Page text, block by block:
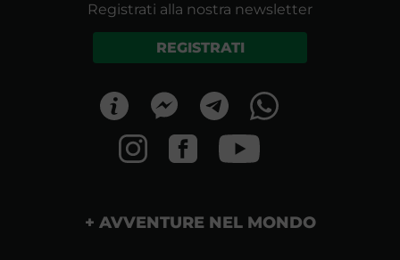
Registrati alla nostra newsletter
REGISTRATI
AVVENTURE NEL MONDO